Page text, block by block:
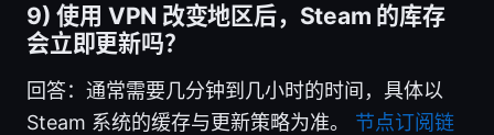
9) 使用 VPN 改变地区后，Steam 的库存
会立即更新吗？
回答：通常需要几分钟到几小时的时间，具体以
Steam 系统的缓存与更新策略为准。 节点订阅链